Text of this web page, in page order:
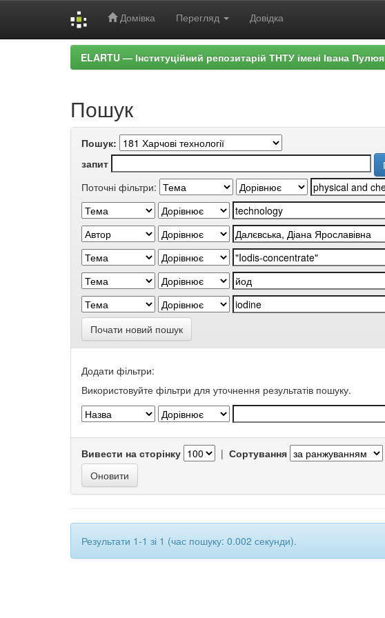
Домівка Перегляд Довідка
ELARTU — Інституційний репозитарій ТНТУ імені Івана Пулюя
Пошук
Пошук:
запит
Поточні фільтри:
Почати новий пошук
Додати фільтри:
Використовуйте фільтри для уточнення результатів пошуку.
Вивести на сторінку | Сортування
Результати 1-1 зі 1 (час пошуку: 0.002 секунди).